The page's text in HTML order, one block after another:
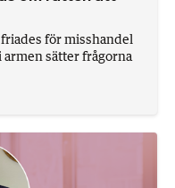
för misshandel
armen sätter frågorna